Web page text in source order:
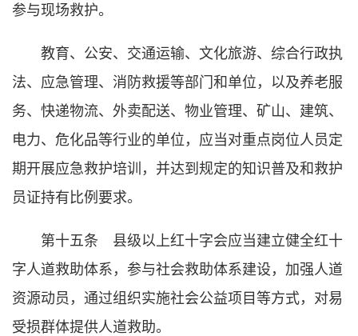
参与现场救护。
教育、公安、交通运输、文化旅游、综合行政执
法、应急管理、消防救援等部门和单位，以及养老服
务、快递物流、外卖配送、物业管理、矿山、建筑、
电力、危化品等行业的单位，应当对重点岗位人员定
期开展应急救护培训，并达到规定的知识普及和救护
员证持有比例要求。
第十五条 县级以上红十字会应当建立健全红十
字人道救助体系，参与社会救助体系建设，加强人道
资源动员，通过组织实施社会公益项目等方式，对易
受损群体提供人道救助。